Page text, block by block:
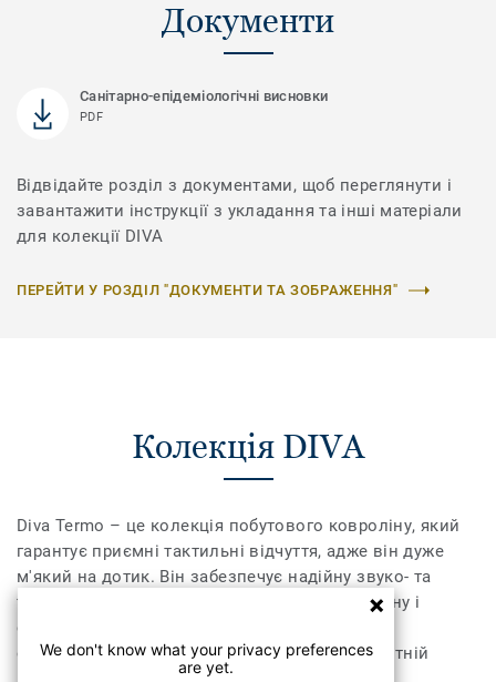
Документи
Санітарно-епідеміологічні висновки
PDF
Відвідайте розділ з документами, щоб переглянути і
завантажити інструкції з укладання та інші матеріали
для колекції DIVA
ПЕРЕЙТИ У РОЗДІЛ "ДОКУМЕНТИ ТА ЗОБРАЖЕННЯ"
Колекція DIVA
Diva Termo – це колекція побутового ковроліну, який
гарантує приємні тактильні відчуття, адже він дуже
м'який на дотик. Він забезпечує надійну звуко- та
теплоізоляцію, що дозволяє створити затишну і
спокійну атмосферу вдома. Diva – синонім
ексклюзивності, що відображається в елегантній
We don't know what your privacy preferences
are yet.